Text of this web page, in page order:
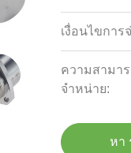
เงื่อนไขการ
ความสามา
จําหน่าย:
หา